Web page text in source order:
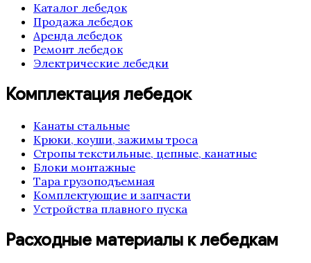
Каталог лебедок
Продажа лебедок
Аренда лебедок
Ремонт лебедок
Электрические лебедки
Комплектация лебедок
Канаты стальные
Крюки, коуши, зажимы троса
Стропы текстильные, цепные, канатные
Блоки монтажные
Тара грузоподъемная
Комплектующие и запчасти
Устройства плавного пуска
Расходные материалы к лебедкам